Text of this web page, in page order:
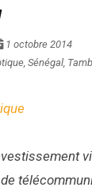
1 octobre 2014
, Sénégal,